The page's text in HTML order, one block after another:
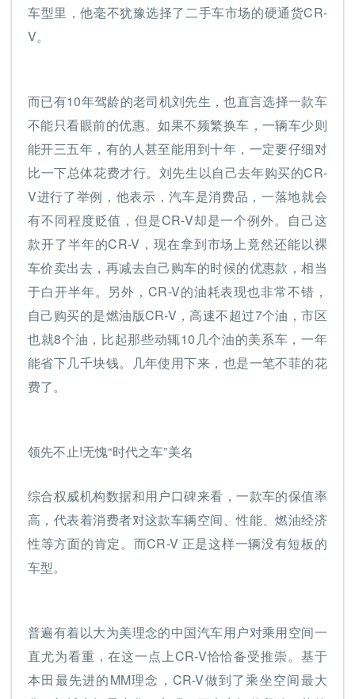
车型里，他毫不犹豫选择了二手车市场的硬通货CR-
V。
而已有10年驾龄的老司机刘先生，也直言选择一款车
不能只看眼前的优惠。如果不频繁换车，一辆车少则
能开三五年，有的人甚至能用到十年，一定要仔细对
比一下总体花费才行。刘先生以自己去年购买的CR-
V进行了举例，他表示，汽车是消费品，一落地就会
有不同程度贬值，但是CR-V却是一个例外。自己这
款开了半年的CR-V，现在拿到市场上竟然还能以裸
车价卖出去，再减去自己购车的时候的优惠款，相当
于白开半年。另外，CR-V的油耗表现也非常不错，
自己购买的是燃油版CR-V，高速不超过7个油，市区
也就8个油，比起那些动辄10几个油的美系车，一年
能省下几千块钱。几年使用下来，也是一笔不菲的花
费了。
领先不止!无愧“时代之车”美名
综合权威机构数据和用户口碑来看，一款车的保值率
高，代表着消费者对这款车辆空间、性能、燃油经济
性等方面的肯定。而CR-V 正是这样一辆没有短板的
车型。
普遍有着以大为美理念的中国汽车用户对乘用空间一
直尤为看重，在这一点上CR-V恰恰备受推崇。基于
本田最先进的MM理念，CR-V做到了乘坐空间最大